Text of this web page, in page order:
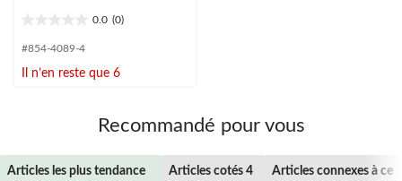
0.0 (0)
étoile(s)
5.
#854-4089-4
Il n’en reste que 6
Recommandé pour vous
Articles les plus tendance
Articles cotés 4
Articles connexes à ce